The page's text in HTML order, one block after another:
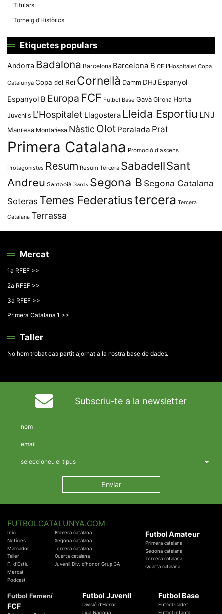
Titulars
Torneig d’Històrics
Etiquetes populars
Andorra Badalona Barcelona Barcelona B CE L'Hospitalet Copa
Catalunya Copa del Rei Cornellà Damm DHJ Espanyol
Espanyol B Europa FCF Futbol Base Gavà Girona Horta
Juvenils L'Hospitalet Llagostera Lleida Esportiu LNJ
Manresa Montañesa Nàstic Olot Peralada Prat
Primera Catalana Promoció d'ascens
Protagonistes Resum Resum Tercera SabadellSant
Andreu Santboià Sants Segona B Segona Catalana
Soteras Temes Federatiustercera Tercera
Catalana Terrassa
Mercat
1a RFEF >>
2a RFEF >>
3a RFEF >>
Primera Catalana 1 >>
Taller
No hem trobat cap partit ajornat a la nostra base de dades.
Subscriu-te a la newsletter
FUTBOLCATALUNYA.COM
Inici
Notícies
Marcador
Taller
F. d'Estiu
Mercat
Podcast
Primera catalana
Segona catalana
Tercera catalana
Quarta catalana
Juvenil Div. d'honor Grup 3A
Futbol Amateur
Primera catalana
Segona catalana
Tercera catalana
Quarta catalana
Futbol Femení
FCF
Futbol Juvenil
Divisió d'Honor
Liga Nacional
Futbol Base
Futbol Cadet
Futbol Infantil